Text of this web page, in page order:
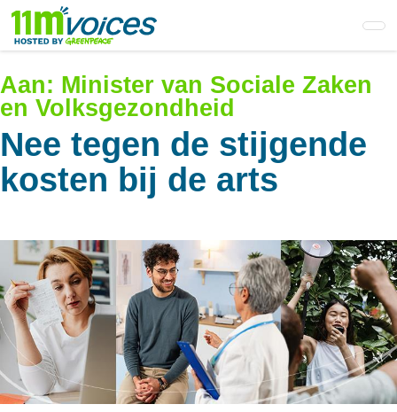
Skip
main
content
Aan: Minister van Sociale Zaken
en Volksgezondheid
Nee tegen de stijgende
kosten bij de arts